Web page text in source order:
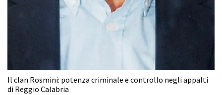
Il clan Rosmini: potenza criminale e controllo negli appalti
di Reggio Calabria